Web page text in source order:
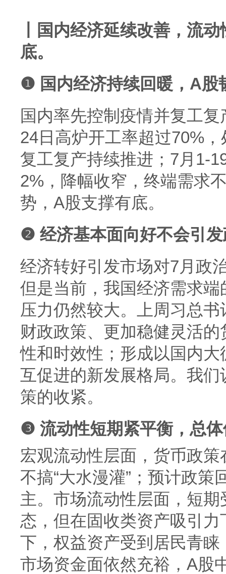
丨国内经济延续改善，流
底。
❶ 国内经济持续回暖，A股
国内率先控制疫情并复工
24日高炉开工率超过70%
复工复产持续推进；7月1-
2%，降幅收窄，终端需求
势，A股支撑有底。
❷ 经济基本面向好不会引
经济转好引发市场对7月政
但是当前，我国经济需求
压力仍然较大。上周习总
财政政策、更加稳健灵活
性和时效性；形成以国内
互促进的新发展格局。我
策的收紧。
❸ 流动性短期紧平衡，总
宏观流动性层面，货币政
不搞“大水漫灌”；预计政
主。市场流动性层面，短
态，但在固收类资产吸引
下，权益资产受到居民青
市场资金面依然充裕，A股